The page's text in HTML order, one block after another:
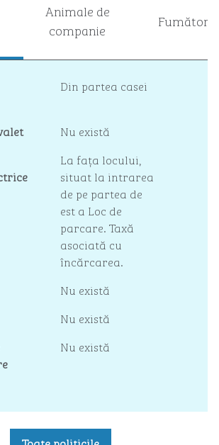
Animale de
companie
Fumători
Din partea casei
Nu există
La fața locului,
situat la intrarea
de pe partea de
est a Loc de
parcare. Taxă
asociată cu
încărcarea.
Nu există
Nu există
Nu există